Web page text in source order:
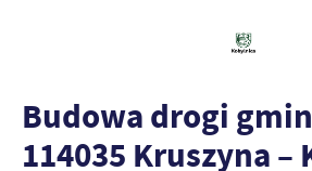
Budowa drogi
114035 Kruszyna –